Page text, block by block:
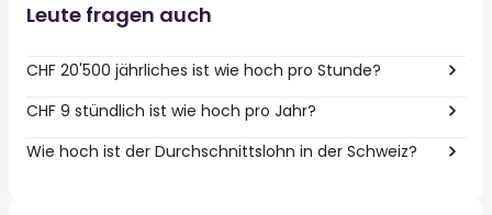
Leute fragen auch
CHF 20'500 jährliches ist wie hoch pro Stunde?
CHF 9 stündlich ist wie hoch pro Jahr?
Wie hoch ist der Durchschnittslohn in der Schweiz?